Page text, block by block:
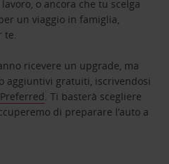
o ancora che tu scelga
un viaggio in famiglia,
te.
ricevere un upgrade, ma
aggiuntivi gratuiti, iscrivendosi
. Ti basterà scegliere
di preparare l’auto a